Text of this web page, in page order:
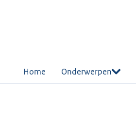
Home Onderwerpen